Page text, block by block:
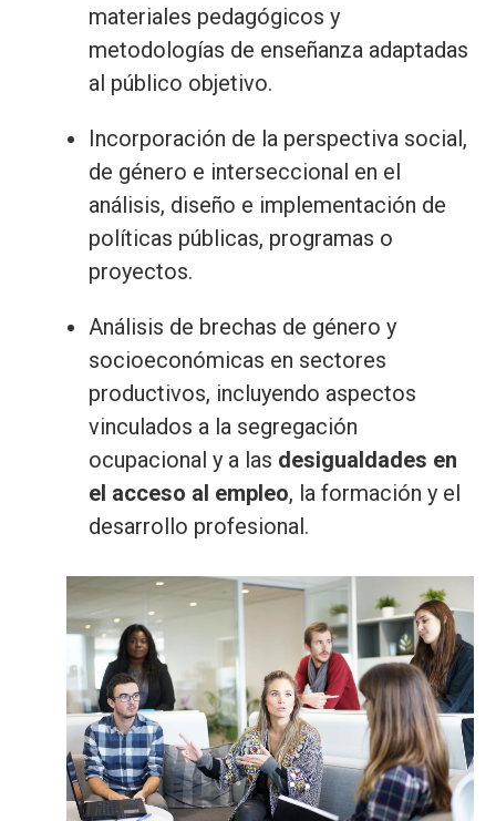
materiales pedagógicos y
metodologías de enseñanza adaptadas
al público objetivo.
Incorporación de la perspectiva social,
de género e interseccional en el
análisis, diseño e implementación de
políticas públicas, programas o
proyectos.
Análisis de brechas de género y
socioeconómicas en sectores
productivos, incluyendo aspectos
vinculados a la segregación
ocupacional y a las desigualdades en
el acceso al empleo, la formación y el
desarrollo profesional.